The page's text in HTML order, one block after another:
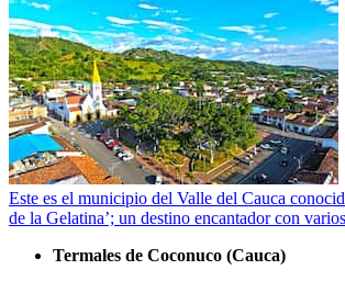
Este es el municipio del Valle del Cauca
de la Gelatina’; un destino encantador con
Termales de Coconuco (Cauca)